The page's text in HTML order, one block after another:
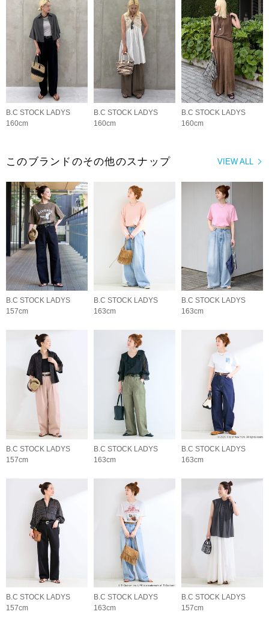
B.C STOCK LADYS
160cm
B.C STOCK LADYS
160cm
B.C STOCK LADYS
160cm
VIEW ALL
このブランドのその他のスナップ
B.C STOCK LADYS
157cm
B.C STOCK LADYS
163cm
B.C STOCK LADYS
163cm
B.C STOCK LADYS
157cm
B.C STOCK LADYS
163cm
B.C STOCK LADYS
163cm
B.C STOCK LADYS
157cm
B.C STOCK LADYS
163cm
B.C STOCK LADYS
157cm